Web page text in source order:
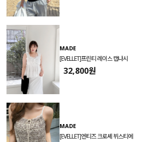
MADE
[EVELLET]프린티 레이스 캡나시
32,800원
MADE
[EVELLET]엔티즈 크로셰 뷔스티에